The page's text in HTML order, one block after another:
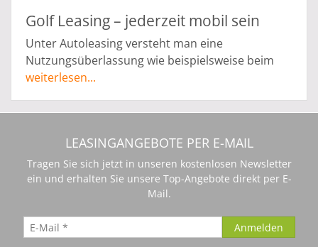
Golf Leasing – jederzeit mobil sein
Unter Autoleasing versteht man eine
Nutzungsüberlassung wie beispielsweise beim
Golf Leasing. Dabei handelt es sich um einen
attraktiv?
Golf Leasing – das differenzierte
Leasing
Golf Leasing bietet differenzierte Leasingarten.
Zum einen das Kilometer-Leasing und zum
anderen das Restwert-Leasing. Beim
Kilometerleasing wird bei Vertragsabschluss eine
weiterlesen...
LEASINGANGEBOTE PER E-MAIL
Tragen Sie sich jetzt in unseren kostenlosen Newsletter
ein und erhalten Sie unsere Top-Angebote direkt per E-
Mail.